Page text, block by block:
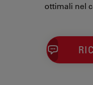
ottimali nel